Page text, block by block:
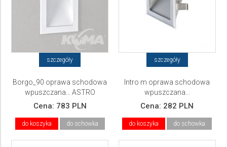
szczegóły
Borgo_90 oprawa schodowa
wpuszczana... ASTRO
Cena: 783 PLN
do koszyka do schowka
szczegóły
Intro m oprawa schodowa
wpuszczana...
Cena: 282 PLN
do koszyka do schowka